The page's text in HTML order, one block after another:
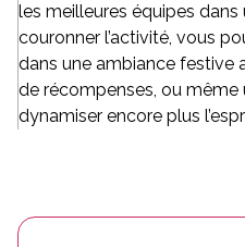
les meilleures équipes
couronner l’activité, vous
dans une ambiance festive
de récompenses, ou même
dynamiser encore plus